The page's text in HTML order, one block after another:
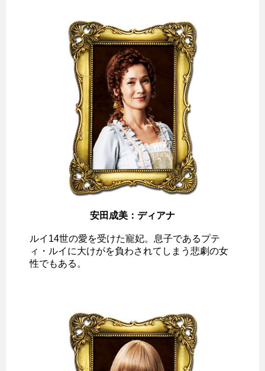
安田成美：ディアナ
ルイ14世の愛を受けた寵妃。息子であるプテ
ィ・ルイに大けがを負わされてしまう悲劇の女
性でもある。